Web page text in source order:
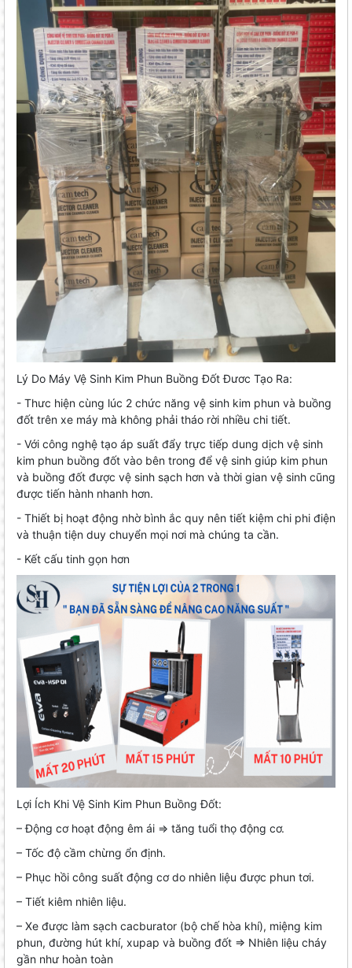
Lý Do Máy Vệ Sinh Kim Phun Buồng Đốt Đươc Tạo Ra:
- Thưc hiện cùng lúc 2 chức năng vệ sinh kim phun và buồng
đốt trên xe máy mà không phải tháo rời nhiều chi tiết.
- Với công nghệ tạo áp suất đẩy trực tiếp dung dịch vệ sinh
kim phun buồng đốt vào bên trong để vệ sinh giúp kim phun
và buồng đốt được vệ sinh sạch hơn và thời gian vệ sinh cũng
được tiến hành nhanh hơn.
- Thiết bị hoạt động nhờ bình ắc quy nên tiết kiệm chi phi điện
và thuận tiện duy chuyển mọi nơi mà chúng ta cần.
- Kết cấu tinh gọn hơn
Lợi Ích Khi Vệ Sinh Kim Phun Buồng Đốt:
– Động cơ hoạt động êm ái => tăng tuổi thọ động cơ.
– Tốc độ cầm chừng ổn định.
– Phục hồi công suất động cơ do nhiên liệu được phun tơi.
– Tiết kiêm nhiên liệu.
– Xe được làm sạch cacburator (bộ chế hòa khí), miệng kim
phun, đường hút khí, xupap và buồng đốt => Nhiên liệu cháy
gần như hoàn toàn